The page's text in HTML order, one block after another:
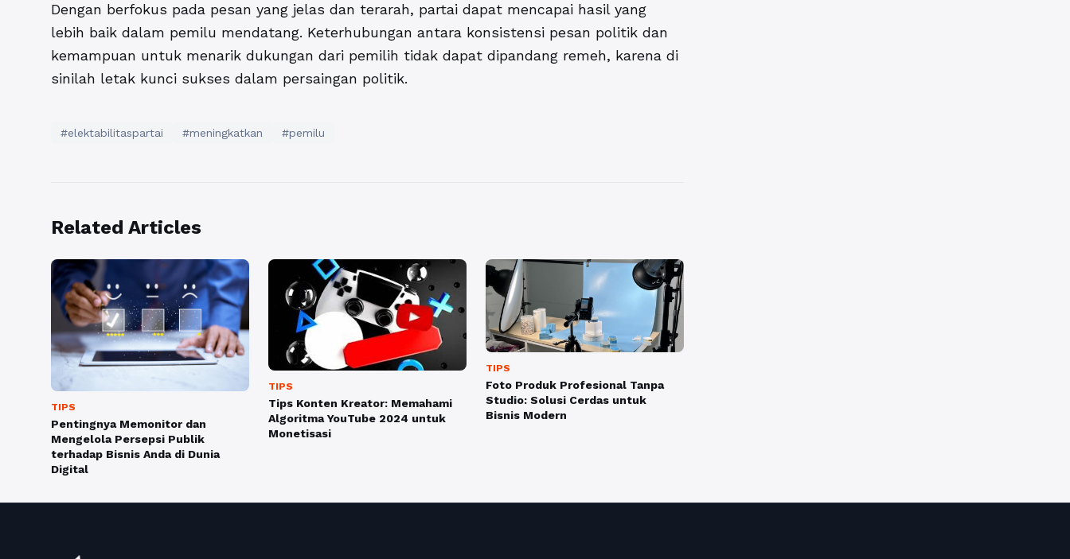
Dengan berfokus pada pesan yang jelas dan terarah, partai dapat mencapai hasil yang
lebih baik dalam pemilu mendatang. Keterhubungan antara konsistensi pesan politik dan
kemampuan untuk menarik dukungan dari pemilih tidak dapat dipandang remeh, karena di
sinilah letak kunci sukses dalam persaingan politik.
#elektabilitaspartai #meningkatkan #pemilu
Related Articles
TIPS
Pentingnya Memonitor dan
Mengelola Persepsi Publik
terhadap Bisnis Anda di Dunia
Digital
TIPS
Tips Konten Kreator: Memahami
Algoritma YouTube 2024 untuk
Monetisasi
TIPS
Foto Produk Profesional Tanpa
Studio: Solusi Cerdas untuk
Bisnis Modern